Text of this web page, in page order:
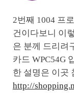
2번째 1004 프
건이다보니 이
은 분께 드리려
카드 WPC54G
한 설명은 이곳
http://